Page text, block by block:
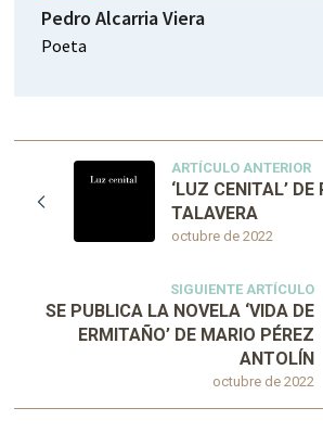
Pedro Alcarria Viera
Poeta
ARTÍCULO ANTERIOR
octubre de 2022
‘LUZ CENITAL’ DE
TALAVERA
SIGUIENTE ARTÍCULO
octubre de 2022
SE PUBLICA LA NOVELA ‘VIDA DE
ERMITAÑO’ DE MARIO PÉREZ
ANTOLÍN